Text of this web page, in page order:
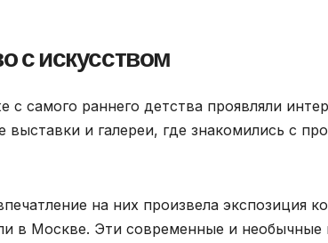
с искусством
с самого раннего детства проявляли
выставки и галереи, где знакомились с
на них произвела экспозиция
в Москве. Эти современные и необычные